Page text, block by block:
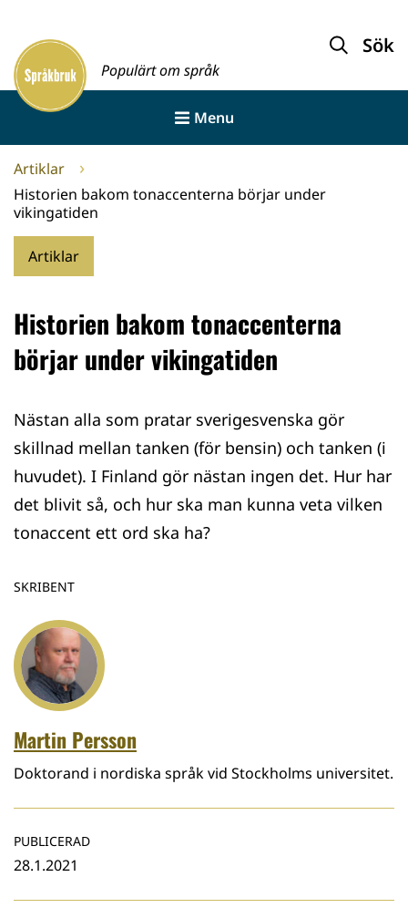
innehållet
Framsida
Populärt om språk
Sök
Menu
Artiklar
Historien bakom tonaccenterna börjar under
vikingatiden
Artiklar
Historien bakom tonaccenterna
börjar under vikingatiden
Nästan alla som pratar sverigesvenska gör
skillnad mellan tanken (för bensin) och tanken (i
huvudet). I Finland gör nästan ingen det. Hur har
det blivit så, och hur ska man kunna veta vilken
tonaccent ett ord ska ha?
SKRIBENT
Martin Persson
Doktorand i nordiska språk vid Stockholms universitet.
PUBLICERAD
28.1.2021